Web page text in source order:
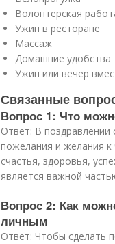
Волонтерская
Ужин в ресторане
Массаж
Домашние удобства
Ужин или вечер
Связанные
Вопрос 1: Что
Ответ: В
пожелания и желания
счастья, здоровья,
является важной
Вопрос 2: Как
личным
Ответ: Чтобы сделать